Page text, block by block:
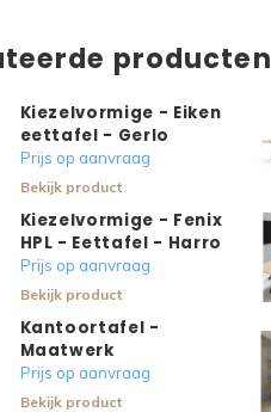
producten
Kiezelvormige - Eiken
eettafel - Gerlo
Prijs op aanvraag
Bekijk product
Kiezelvormige - Fenix
HPL - Eettafel - Harro
Prijs op aanvraag
Bekijk product
Kantoortafel -
Maatwerk
Prijs op aanvraag
Bekijk product